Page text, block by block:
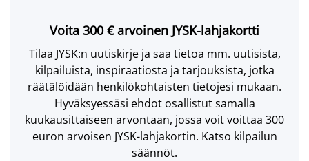
Voita 300 € arvoinen JYSK-lahjakortti
Tilaa JYSK:n uutiskirje ja saa tietoa mm. uutisista,
kilpailuista, inspiraatiosta ja tarjouksista, jotka
räätälöidään henkilökohtaisten tietojesi mukaan.
Hyväksyessäsi ehdot osallistut samalla
kuukausittaiseen arvontaan, jossa voit voittaa 300
euron arvoisen JYSK-lahjakortin. Katso kilpailun
säännöt.